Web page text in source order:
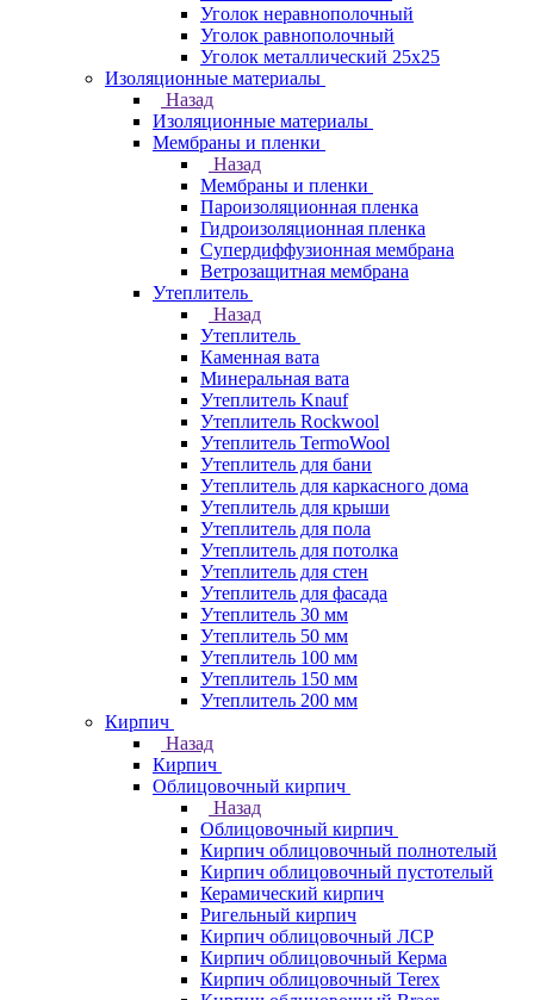
Уголок неравнополочный
Уголок равнополочный
Уголок металлический 25х25
Изоляционные материалы
Назад
Изоляционные материалы
Мембраны и пленки
Назад
Мембраны и пленки
Пароизоляционная пленка
Гидроизоляционная пленка
Супердиффузионная мембрана
Ветрозащитная мембрана
Утеплитель
Назад
Утеплитель
Каменная вата
Минеральная вата
Утеплитель Knauf
Утеплитель Rockwool
Утеплитель TermoWool
Утеплитель для бани
Утеплитель для каркасного дома
Утеплитель для крыши
Утеплитель для пола
Утеплитель для потолка
Утеплитель для стен
Утеплитель для фасада
Утеплитель 30 мм
Утеплитель 50 мм
Утеплитель 100 мм
Утеплитель 150 мм
Утеплитель 200 мм
Кирпич
Назад
Кирпич
Облицовочный кирпич
Назад
Облицовочный кирпич
Кирпич облицовочный полнотелый
Кирпич облицовочный пустотелый
Керамический кирпич
Ригельный кирпич
Кирпич облицовочный ЛСР
Кирпич облицовочный Керма
Кирпич облицовочный Terex